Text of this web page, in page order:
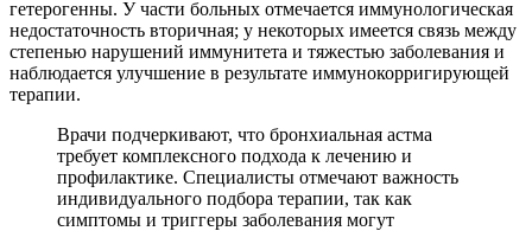
гетерогенны. У части больных отмечается иммунологическая
недостаточность вторичная; у некоторых имеется связь между
степенью нарушений иммунитета и тяжестью заболевания и
наблюдается улучшение в результате иммунокорригирующей
терапии.
Врачи подчеркивают, что бронхиальная астма
требует комплексного подхода к лечению и
профилактике. Специалисты отмечают важность
индивидуального подбора терапии, так как
симптомы и триггеры заболевания могут